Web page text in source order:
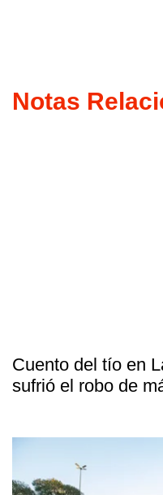
Notas
Cuento del tío en
sufrió el robo de